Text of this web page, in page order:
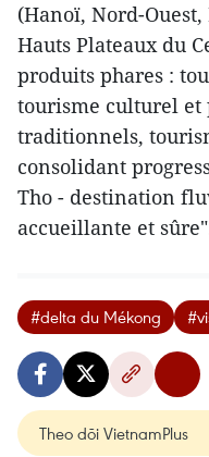
(Hanoï, Nord-
Hauts Plateaux du
produits phares :
tourisme culturel
traditionnels,
consolidant
Tho - destination
accueillante et
#delta du Mékong
Theo dõi VietnamPlus